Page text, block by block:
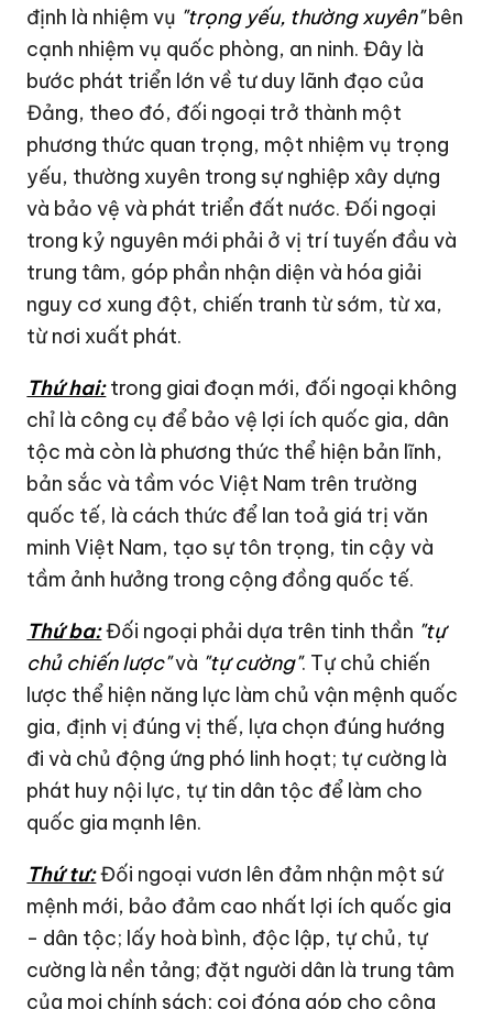
định là nhiệm vụ "trọng yếu, thường xuyên"bên
cạnh nhiệm vụ quốc phòng, an ninh. Đây là
bước phát triển lớn về tư duy lãnh đạo của
Đảng, theo đó, đối ngoại trở thành một
phương thức quan trọng, một nhiệm vụ trọng
yếu, thường xuyên trong sự nghiệp xây dựng
và bảo vệ và phát triển đất nước. Đối ngoại
trong kỷ nguyên mới phải ở vị trí tuyến đầu và
trung tâm, góp phần nhận diện và hóa giải
nguy cơ xung đột, chiến tranh từ sớm, từ xa,
từ nơi xuất phát.
Thứ hai: trong giai đoạn mới, đối ngoại không
chỉ là công cụ để bảo vệ lợi ích quốc gia, dân
tộc mà còn là phương thức thể hiện bản lĩnh,
bản sắc và tầm vóc Việt Nam trên trường
quốc tế, là cách thức để lan toả giá trị văn
minh Việt Nam, tạo sự tôn trọng, tin cậy và
tầm ảnh hưởng trong cộng đồng quốc tế.
Thứ ba:Đối ngoại phải dựa trên tinh thần "tự
chủ chiến lược"và "tự cường". Tự chủ chiến
lược thể hiện năng lực làm chủ vận mệnh quốc
gia, định vị đúng vị thế, lựa chọn đúng hướng
đi và chủ động ứng phó linh hoạt; tự cường là
phát huy nội lực, tự tin dân tộc để làm cho
quốc gia mạnh lên.
Thứ tư:Đối ngoại vươn lên đảm nhận một sứ
mệnh mới, bảo đảm cao nhất lợi ích quốc gia
- dân tộc; lấy hoà bình, độc lập, tự chủ, tự
cường là nền tảng; đặt người dân là trung tâm
của mọi chính sách; coi đóng góp cho cộng